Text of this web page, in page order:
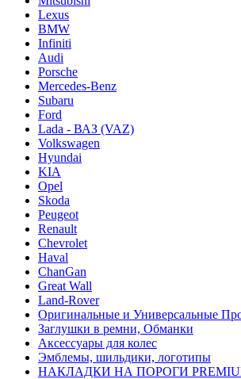
Lexus
BMW
Infiniti
Audi
Porsche
Mercedes-Benz
Subaru
Ford
Lada - ВАЗ (VAZ)
Volkswagen
Hyundai
KIA
Opel
Skoda
Peugeot
Renault
Chevrolet
Haval
ChanGan
Great Wall
Land-Rover
Оригинальные и Универсальные
Заглушки в ремни, Обманки
Аксессуары для колес
Эмблемы, шильдики, логотипы
НАКЛАДКИ НА ПОРОГИ